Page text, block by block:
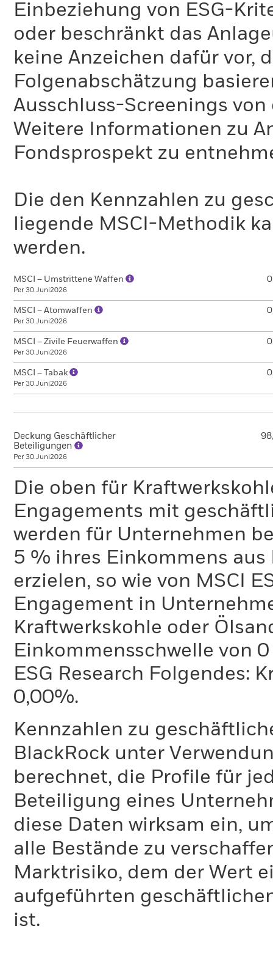
Einbeziehung von ESG-
oder beschränkt das
keine Anzeichen dafür vor,
Folgenabschätzung
Ausschluss-Screenings
Weitere Informationen zu
Fondsprospekt zu
Die den Kennzahlen zu
liegende MSCI-Methodik
werden.
MSCI – Umstrittene Waffen
Per 30.Juni2026
MSCI – Atomwaffen
Per 30.Juni2026
MSCI – Zivile Feuerwaffen
Per 30.Juni2026
MSCI – Tabak
Per 30.Juni2026
Deckung Geschäftlicher
Beteiligungen
Per 30.Juni2026
Die oben für
Engagements mit
werden für Unternehmen
5 % ihres Einkommens
erzielen, so wie von MSCI
Engagement in
Kraftwerkskohle oder
Einkommensschwelle von
ESG Research Folgendes:
0,00%.
Kennzahlen zu
BlackRock unter
berechnet, die Profile für
Beteiligung eines
diese Daten wirksam ein,
alle Bestände zu
Marktrisiko, dem der Wert
aufgeführten
ist.